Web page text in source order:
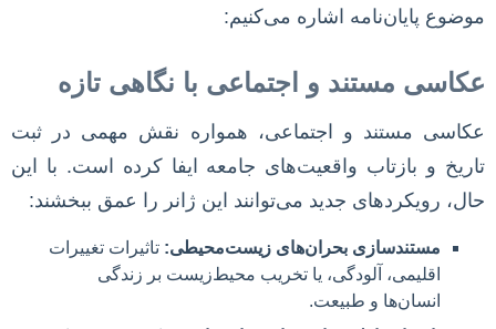
موضوع پایان‌نامه اشاره می‌کنیم:
عکاسی مستند و اجتماعی با نگاهی تازه
عکاسی مستند و اجتماعی، همواره نقش مهمی در ثبت
تاریخ و بازتاب واقعیت‌های جامعه ایفا کرده است. با این
حال، رویکردهای جدید می‌توانند این ژانر را عمق ببخشند:
مستندسازی بحران‌های زیست‌محیطی: تاثیرات تغییرات
اقلیمی، آلودگی، یا تخریب محیط‌زیست بر زندگی
انسان‌ها و طبیعت.